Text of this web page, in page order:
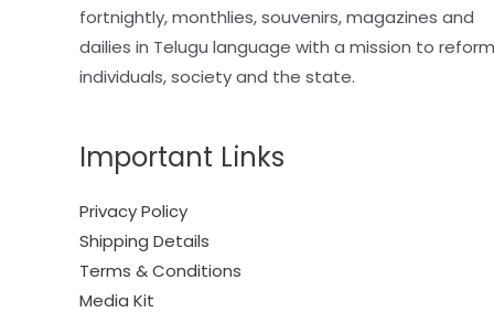
fortnightly, monthlies, souvenirs, magazines and
dailies in Telugu language with a mission to reform
individuals, society and the state.
Important Links
Privacy Policy
Shipping Details
Terms & Conditions
Media Kit